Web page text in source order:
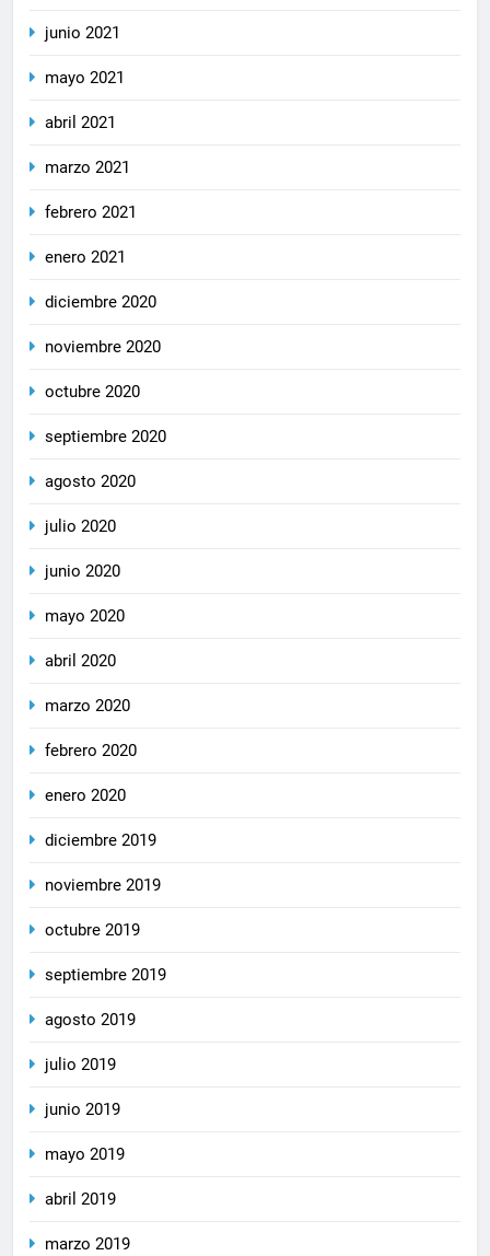
junio 2021
mayo 2021
abril 2021
marzo 2021
febrero 2021
enero 2021
diciembre 2020
noviembre 2020
octubre 2020
septiembre 2020
agosto 2020
julio 2020
junio 2020
mayo 2020
abril 2020
marzo 2020
febrero 2020
enero 2020
diciembre 2019
noviembre 2019
octubre 2019
septiembre 2019
agosto 2019
julio 2019
junio 2019
mayo 2019
abril 2019
marzo 2019